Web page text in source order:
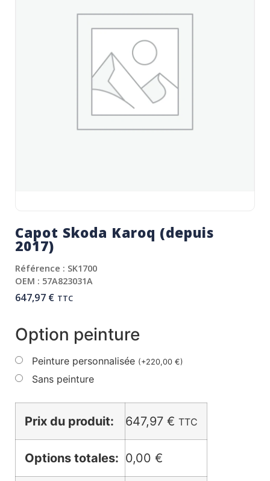
Capot Skoda Karoq (depuis
2017)
Référence : SK1700
OEM : 57A823031A
647,97 € TTC
Option peinture
Peinture personnalisée (+220,00 €)
Sans peinture
Prix du produit: 647,97 € TTC
Options totales: 0,00 €